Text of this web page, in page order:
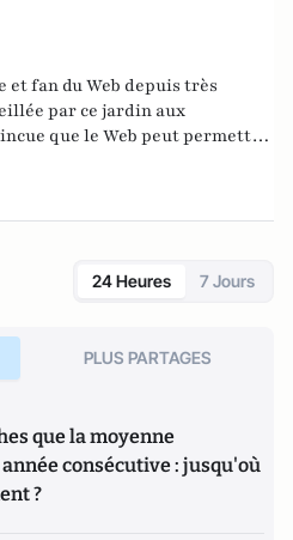
et fan du Web depuis très
par ce jardin aux
que le Web peut permettre
que les humains
eux et partagent la chose
24 Heures 7 Jours
PLUS PARTAGES
que la moyenne
consécutive : jusqu'où
?